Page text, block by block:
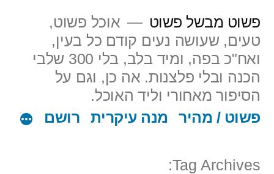
לתוכן
פשוט מבשל פשוט
אוכל פשוט,
טעים, שעושה נעים קודם כל בעין,
ואח"כ בפה, ומיד בלב, בלי 300 שלבי
הכנה ובלי פלצנות. אה כן, וגם על
הסיפור מאחורי וליד האוכל.
פשוט / מהיר
מנה עיקרית רושם
Tag Archives: